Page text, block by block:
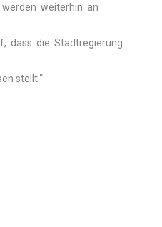
werden weiterhin an
dass die Stadtregierung
stellt.“